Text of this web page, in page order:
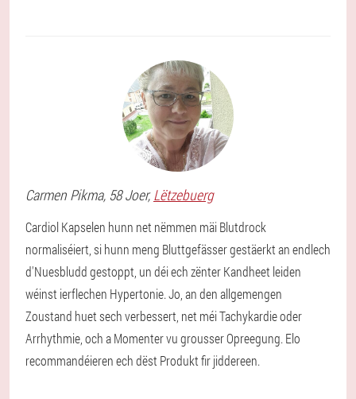
Carmen Pikma, 58 Joer,Lëtzebuerg
Cardiol Kapselen hunn net nëmmen mäi Blutdrock
normaliséiert, si hunn meng Bluttgefässer gestäerkt an endlech
d'Nuesbludd gestoppt, un déi ech zënter Kandheet leiden
wéinst ierflechen Hypertonie. Jo, an den allgemengen
Zoustand huet sech verbessert, net méi Tachykardie oder
Arrhythmie, och a Momenter vu grousser Opreegung. Elo
recommandéieren ech dëst Produkt fir jiddereen.